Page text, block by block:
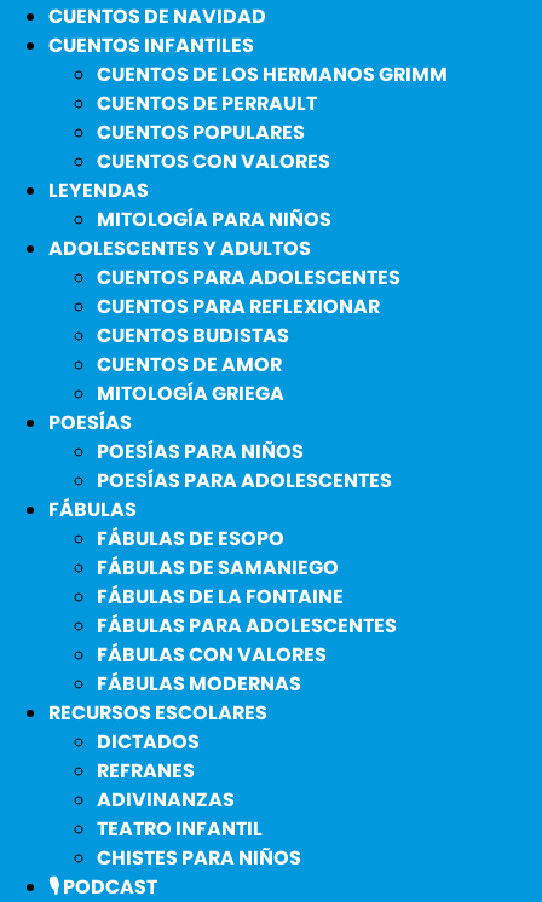
CUENTOS DE NAVIDAD
CUENTOS INFANTILES
CUENTOS DE LOS HERMANOS GRIMM
CUENTOS DE PERRAULT
CUENTOS POPULARES
CUENTOS CON VALORES
LEYENDAS
MITOLOGÍA PARA NIÑOS
ADOLESCENTES Y ADULTOS
CUENTOS PARA ADOLESCENTES
CUENTOS PARA REFLEXIONAR
CUENTOS BUDISTAS
CUENTOS DE AMOR
MITOLOGÍA GRIEGA
POESÍAS
POESÍAS PARA NIÑOS
POESÍAS PARA ADOLESCENTES
FÁBULAS
FÁBULAS DE ESOPO
FÁBULAS DE SAMANIEGO
FÁBULAS DE LA FONTAINE
FÁBULAS PARA ADOLESCENTES
FÁBULAS CON VALORES
FÁBULAS MODERNAS
RECURSOS ESCOLARES
DICTADOS
REFRANES
ADIVINANZAS
TEATRO INFANTIL
CHISTES PARA NIÑOS
🎙️ PODCAST